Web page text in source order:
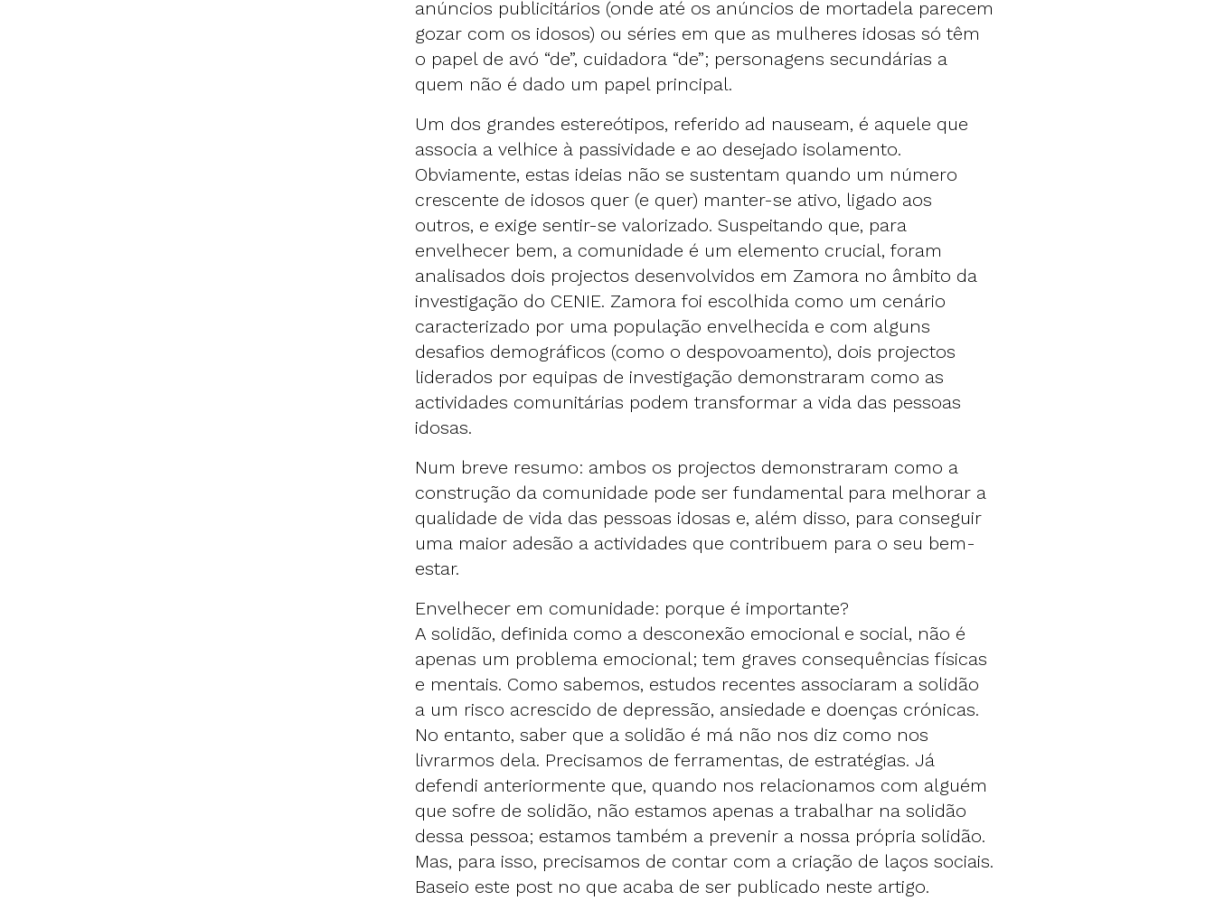
anúncios publicitários (onde até os anúncios de mortadela parecem
gozar com os idosos) ou séries em que as mulheres idosas só têm
o papel de avó “de”, cuidadora “de”; personagens secundárias a
quem não é dado um papel principal.
Um dos grandes estereótipos, referido ad nauseam, é aquele que
associa a velhice à passividade e ao desejado isolamento.
Obviamente, estas ideias não se sustentam quando um número
crescente de idosos quer (e quer) manter-se ativo, ligado aos
outros, e exige sentir-se valorizado. Suspeitando que, para
envelhecer bem, a comunidade é um elemento crucial, foram
analisados dois projectos desenvolvidos em Zamora no âmbito da
investigação do CENIE. Zamora foi escolhida como um cenário
caracterizado por uma população envelhecida e com alguns
desafios demográficos (como o despovoamento), dois projectos
liderados por equipas de investigação demonstraram como as
actividades comunitárias podem transformar a vida das pessoas
idosas.
Num breve resumo: ambos os projectos demonstraram como a
construção da comunidade pode ser fundamental para melhorar a
qualidade de vida das pessoas idosas e, além disso, para conseguir
uma maior adesão a actividades que contribuem para o seu bem-
estar.
Envelhecer em comunidade: porque é importante?
A solidão, definida como a desconexão emocional e social, não é
apenas um problema emocional; tem graves consequências físicas
e mentais. Como sabemos, estudos recentes associaram a solidão
a um risco acrescido de depressão, ansiedade e doenças crónicas.
No entanto, saber que a solidão é má não nos diz como nos
livrarmos dela. Precisamos de ferramentas, de estratégias. Já
defendi anteriormente que, quando nos relacionamos com alguém
que sofre de solidão, não estamos apenas a trabalhar na solidão
dessa pessoa; estamos também a prevenir a nossa própria solidão.
Mas, para isso, precisamos de contar com a criação de laços sociais.
Baseio este post no que acaba de ser publicado neste artigo.